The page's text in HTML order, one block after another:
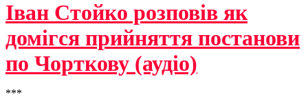
Іван Стойко розповів як
домігся прийняття постанови
по Чорткову (аудіо)
***